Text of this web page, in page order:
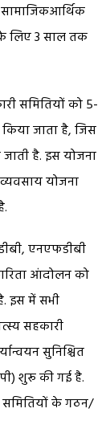
लिए 3 साल तक
समितियों को 5-
जाता है, जिस
है. इस योजना
योजना
एनएफडीबी
आंदोलन को
इस में सभी
सहकारी
सुनिश्चित
शुरू की गई है.
समितियों के गठन/